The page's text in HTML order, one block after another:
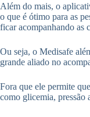
Além do mais, o
o que é ótimo para as
ficar acompanhando as
Ou seja, o Medisafe
grande aliado no
Fora que ele permite
como glicemia, pressão